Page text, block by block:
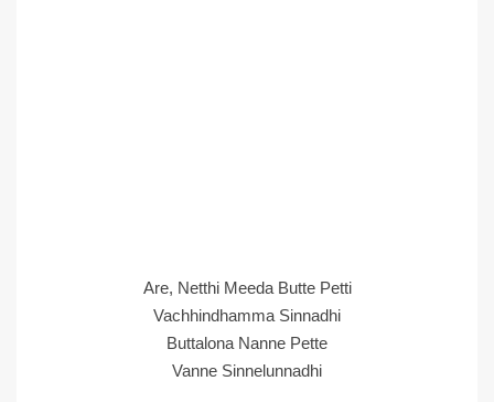
Are, Netthi Meeda Butte Petti
Vachhindhamma Sinnadhi
Buttalona Nanne Pette
Vanne Sinnelunnadhi